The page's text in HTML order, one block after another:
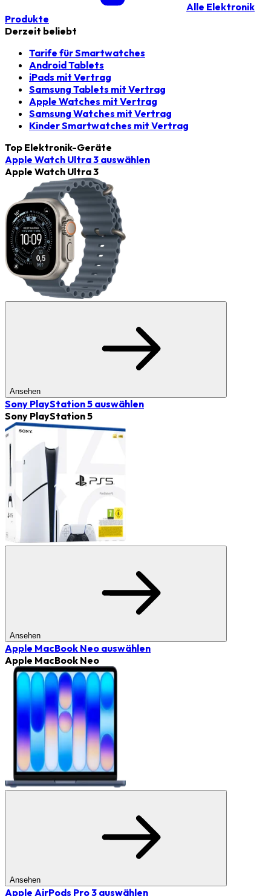
Alle Elektronik
Produkte
Derzeit beliebt
Tarife für Smartwatches
Android Tablets
iPads mit Vertrag
Samsung Tablets mit Vertrag
Apple Watches mit Vertrag
Samsung Watches mit Vertrag
Kinder Smartwatches mit Vertrag
Top Elektronik-Geräte
Apple Watch Ultra 3 auswählen
Apple Watch Ultra 3
Ansehen
Sony PlayStation 5 auswählen
Sony PlayStation 5
Ansehen
Apple MacBook Neo auswählen
Apple MacBook Neo
Ansehen
Apple AirPods Pro 3 auswählen